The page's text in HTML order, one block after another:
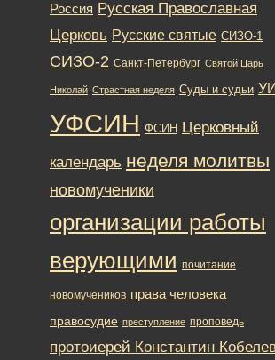
Россия Русская Православная
Церковь Русские святые СИЗО-1
СИЗО-2 Санкт-Петербург Святой Царь
Николай Страстная неделя Суды и судьи
УФСИН ФСИН Церковный
календарь неделя молитвы
новомученики
организации работы
верующими почитание
новомучеников права человека
правосудие преступление проповедь
протоиерей Константин